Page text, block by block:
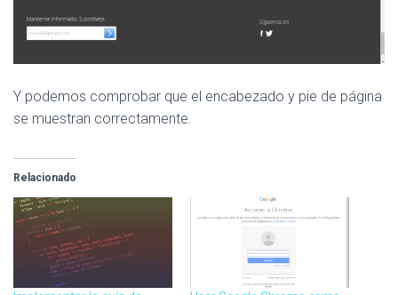
Y podemos comprobar que el encabezado y pie de página
se muestran correctamente.
Relacionado